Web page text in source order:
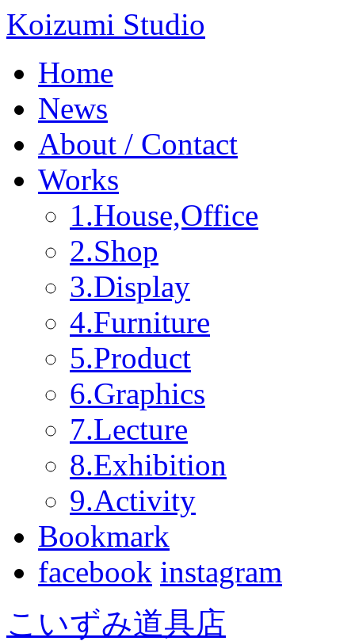
Koizumi Studio
Home
News
About / Contact
Works
1.House,Office
2.Shop
3.Display
4.Furniture
5.Product
6.Graphics
7.Lecture
8.Exhibition
9.Activity
Bookmark
facebook instagram
こいずみ道具店